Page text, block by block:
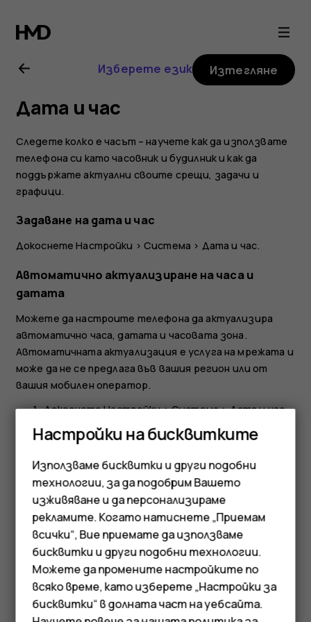
Ръководство
на
потребителя
за
Nokia
8
Sirocco
Смартфони
Мобилни телефони
Аксесоари
Изберете език Изтегляне
Дата и час
Следете колко е часът – научете как да използвате
телефона си като часовник и будилник и как да
поддържате актуални своите срещи, задачи и
графици.
Задаване на дата и час
ДокоснетеНастройки >Система > Дата и час.
Автоматично актуализиране на часа и
датата
Можете да настроите телефона да актуализира
автоматично часа, датата и часовата зона.
Автоматичната актуализация е услуга на мрежата и
може да не се предлага във вашия регион или от
вашия мобилен оператор.
ДокоснетеНастройки>Система>Дата и час.
ВключетеАвтоматична дата и час.
Включете
Автоматична часова зона
Превключване на часовника на 24-часов
формат
Докоснете Настройки >Система>Дата и час
включете24-часов формат .
Настройки на бисквитките
Използваме бисквитки и други подобни
технологии, за да подобрим Вашето
изживяване и да персонализираме
рекламите. Когато натиснете „Приемам
всички“, Вие приемате да използваме
бисквитки и други подобни технологии.
Можете да промените настройките по
всяко време, като изберете „Настройки за
бисквитки“ в долната част на уебсайта.